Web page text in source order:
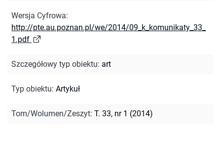
Wersja Cyfrowa:
http://pte.au.poznan.pl/we/2014/09_k_komunikaty_33_
1.pdf
Szczegółowy typ obiektu: art
Typ obiektu: Artykuł
Tom/Wolumen/Zeszyt: T. 33, nr 1 (2014)